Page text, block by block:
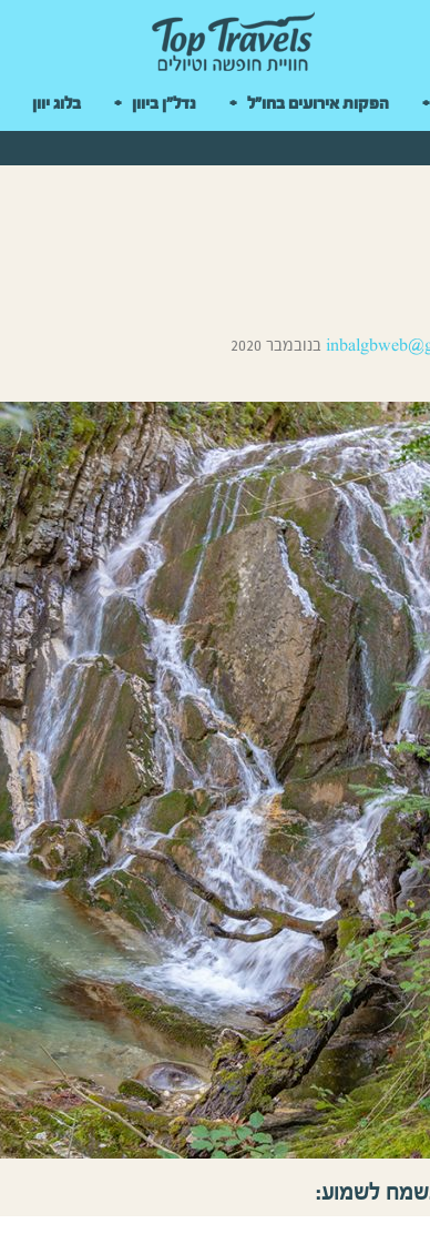
הפקות אירועים בחו"ל נדל"ן ביוון בלוג יוון
לשמוע: